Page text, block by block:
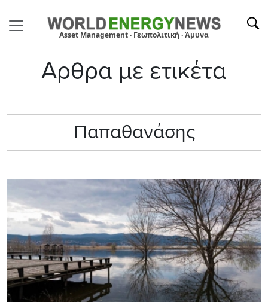
Asset Management · Γεωπολιτική · Άμυνα
Αρθρα με ετικέτα
Παπαθανάσης